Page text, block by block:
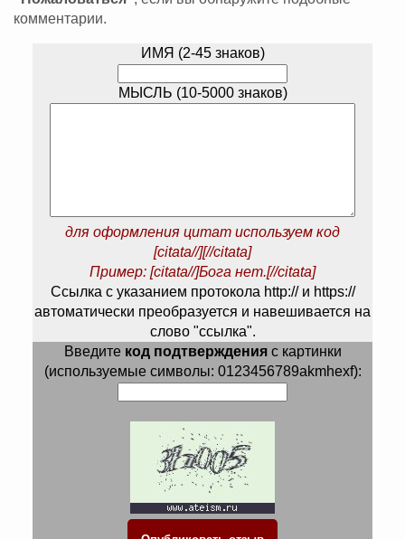
комментарии.
ИМЯ (2-45 знаков)
МЫСЛЬ (10-5000 знаков)
для оформления цитат используем код
[citata//][//citata]
Пример: [citata//]Бога нет.[//citata]
Ссылка с указанием протокола http:// и https://
автоматически преобразуется и навешивается на
слово "ссылка".
Введите код подтвержденияс картинки
(используемые символы: 0123456789akmhexf):